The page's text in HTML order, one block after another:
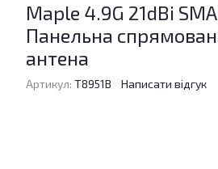
Maple 4.9G 21dBi
Панельна
антена
Артикул: T8951B Написати відгук